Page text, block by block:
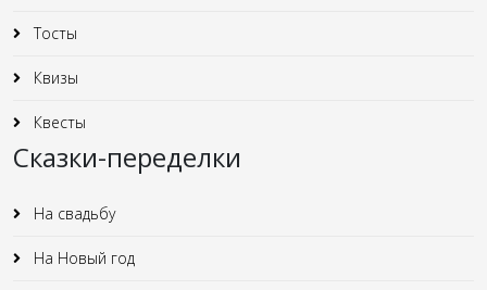
Тосты
Квизы
Квесты
Сказки-переделки
На свадьбу
На Новый год